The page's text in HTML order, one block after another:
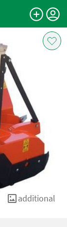
additional